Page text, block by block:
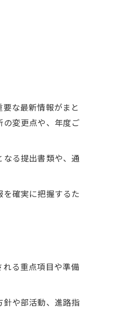
な最新情報がまと
の変更点や、年度ご
なる提出書類や、通
確実に把握するた
れる重点項目や準備
や部活動、進路指